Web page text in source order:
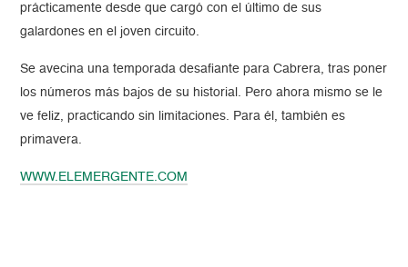
prácticamente desde que cargó con el último de sus
galardones en el joven circuito.
Se avecina una temporada desafiante para Cabrera, tras poner
los números más bajos de su historial. Pero ahora mismo se le
ve feliz, practicando sin limitaciones. Para él, también es
primavera.
WWW.ELEMERGENTE.COM